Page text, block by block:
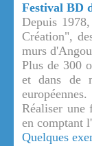
Festival BD
Depuis
Création",
murs
Plus de 300
et dans de
européennes.
Réaliser une
en comptant
Quelques